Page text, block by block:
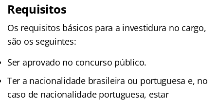
Requisitos
Os requisitos básicos para a investidura no cargo,
são os seguintes:
Ser aprovado no concurso público.
Ter a nacionalidade brasileira ou portuguesa e, no
caso de nacionalidade portuguesa, estar